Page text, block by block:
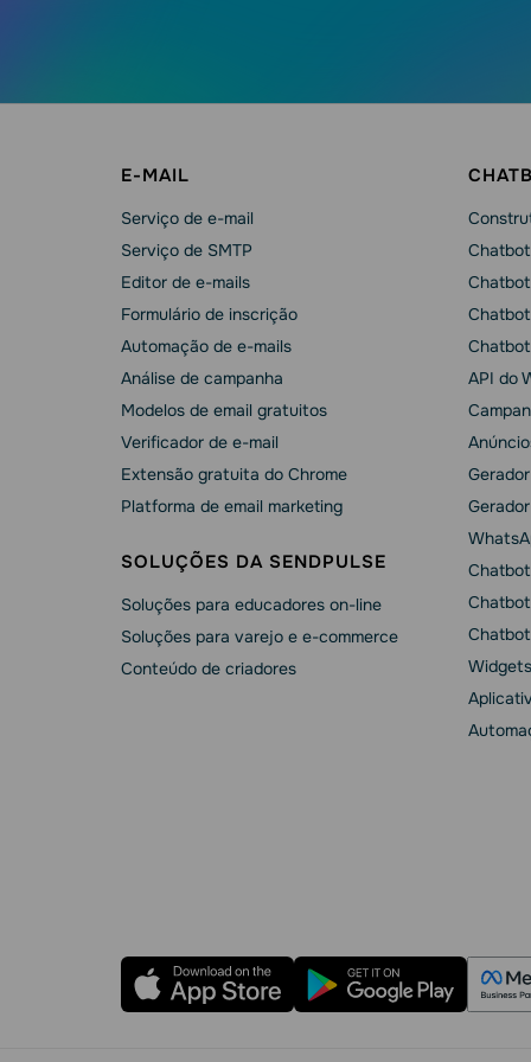
E-MAIL
Serviço de e-mail
Serviço de SMTP
Editor de e-mails
Formulário de inscrição
Automação de e-mails
Análise de campanha
Modelos de email gratuitos
Verificador de e-mail
Extensão gratuita do Chrome
Platforma de email marketing
SOLUÇÕES DA SENDPULSE
Soluções para educadores on-line
Soluções para varejo e e-commerce
Conteúdo de criadores
API do